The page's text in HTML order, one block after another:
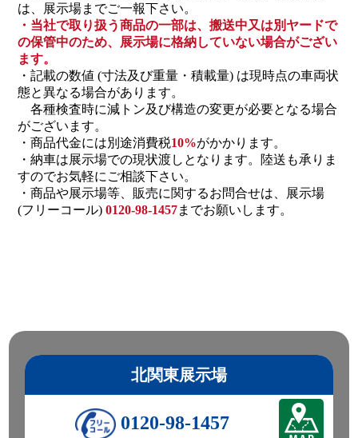
は、展示場までご一報下さい。
・当社で取り扱う商品の一部は、搬送中又は別ヤードで
の保管中のため、展示場に格納していない場合がござい
ます。
・記載の数値 (寸法及び重量・積載量) は現時点の車両状
態と異なる場合があります。
各種検査時に減トン及び構造の変更が必要となる場合
がございます。
・商品代金には別途消費税10%がかかります。
・納車は展示場での現状渡しとなります。陸送も承りま
すのでお気軽にご相談下さい。
・商品や展示場等、販売に関するお問合せは、展示場
(フリーコール) 0120-98-1457までお願いします。
北関東展示場
0120-98-1457